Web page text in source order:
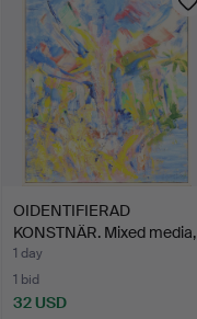
OIDENTIFIERAD
KONSTNÄR. Mixed media,
signe…
1 day
1 bid
32 USD